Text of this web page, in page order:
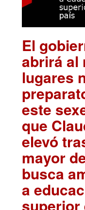
El
abrirá al
lugares
este
que
elevó
mayor
busca
a
superior